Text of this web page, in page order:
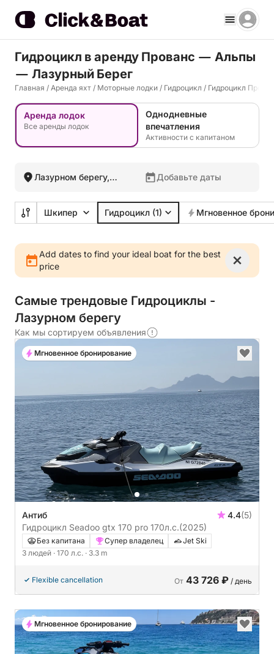
Гидроцикл в аренду Прованс — Альпы
— Лазурный Берег
Главная / Аренда яхт / Моторные лодки / Гидроцикл / Гидроцикл
Аренда лодок
Все аренды лодок
Однодневные
впечатления
Активности с капитаном
Лазурном берегу,
Добавьте даты
Шкипер Гидроцикл (1) Мгновенное
Add dates to find your ideal boat for the best
price
Самые трендовые Гидроциклы -
Лазурном берегу
Как мы сортируем объявления
Антиб 4.4(5)
Гидроцикл Seadoo gtx 170 pro 170л.с.(2025)
Без капитана Супер владелец
Jet Ski
3 людей · 170 л.с. · 3.3 m
Flexible cancellation От 43 726 ₽ / день
Мгновенное бронирование
Мгновенное бронирование